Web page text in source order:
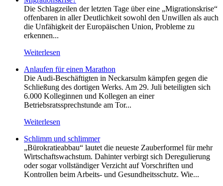
Die Schlagzeilen der letzten Tage über eine „Migrationskrise“
offenbaren in aller Deutlichkeit sowohl den Unwillen als auch
die Unfähigkeit der Europäischen Union, Probleme zu
erkennen...
Weiterlesen
Anlaufen für einen Marathon
Die Audi-Beschäftigten in Neckarsulm kämpfen gegen die
Schließung des dortigen Werks. Am 29. Juli beteiligten sich
6.000 Kolleginnen und Kollegen an einer
Betriebsratssprechstunde am Tor...
Weiterlesen
Schlimm und schlimmer
„Bürokratieabbau“ lautet die neueste Zauberformel für mehr
Wirtschaftswachstum. Dahinter verbirgt sich Deregulierung
oder sogar vollständiger Verzicht auf Vorschriften und
Kontrollen beim Arbeits- und Gesundheitsschutz. Wie...